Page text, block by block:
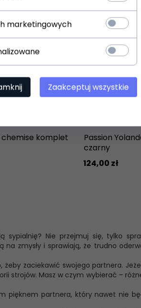
chemise komplet
Passion
czarny
124,00 zł
sypialnię? Nie przejmuj się, tylko
na zmysły i sprawiają, że trudno
zaciekawić swojego partnera.
strojów. Masz w czym wybierać –
pięknem partnera, który nawet nie
marketingowych
Zaakceptuj wszystkie